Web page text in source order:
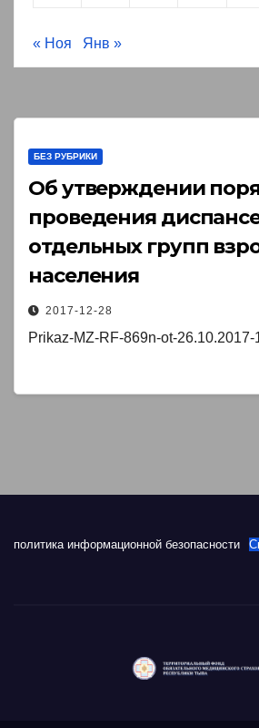
« Ноя Янв »
БЕЗ РУБРИКИ
Об утверждении
проведения
отдельных групп
населения￼
2017-12-28
Prikaz-MZ-RF-869n-ot-26.10.2017-
политика информационной безопасности